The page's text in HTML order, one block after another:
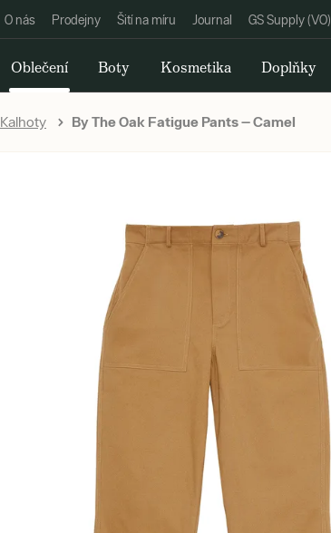
O nás Prodejny Šití na míru Journal GS Supply (VO)
Oblečení Boty Kosmetika Doplňky
Kalhoty By The Oak Fatigue Pants — Camel